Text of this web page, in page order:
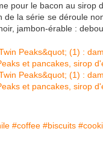
pour le bacon au sirop
de la série se déroule
jambon-érable :
#coffee #biscuits